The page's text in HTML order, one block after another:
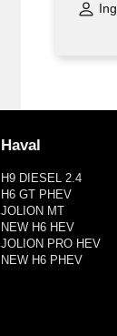
Haval
H9 DIESEL 2.4
H6 GT PHEV
JOLION MT
NEW H6 HEV
JOLION PRO HEV
NEW H6 PHEV